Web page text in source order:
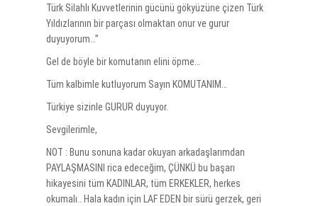
Türk Silahlı Kuvvetlerinin gücünü gökyüzüne çizen Türk
Yıldızlarının bir parçası olmaktan onur ve gurur
duyuyorum…”
Gel de böyle bir komutanın elini öpme…
Tüm kalbimle kutluyorum Sayın KOMUTANIM…
Türkiye sizinle GURUR duyuyor.
Sevgilerimle,
NOT : Bunu sonuna kadar okuyan arkadaşlarımdan
PAYLAŞMASINI rica edeceğim, ÇÜNKÜ bu başarı
hikayesini tüm KADINLAR, tüm ERKEKLER, herkes
okumalı.. Hala kadın için LAF EDEN bir sürü gerzek, geri